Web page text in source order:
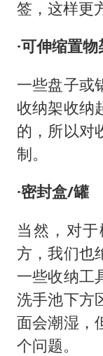
签，这样更
·可伸缩置物
一些盘子或
收纳架收纳
的，所以对
制。
·密封盒/罐
当然，对
方，我们也
一些收纳工
洗手池下方
面会潮湿，
个问题。